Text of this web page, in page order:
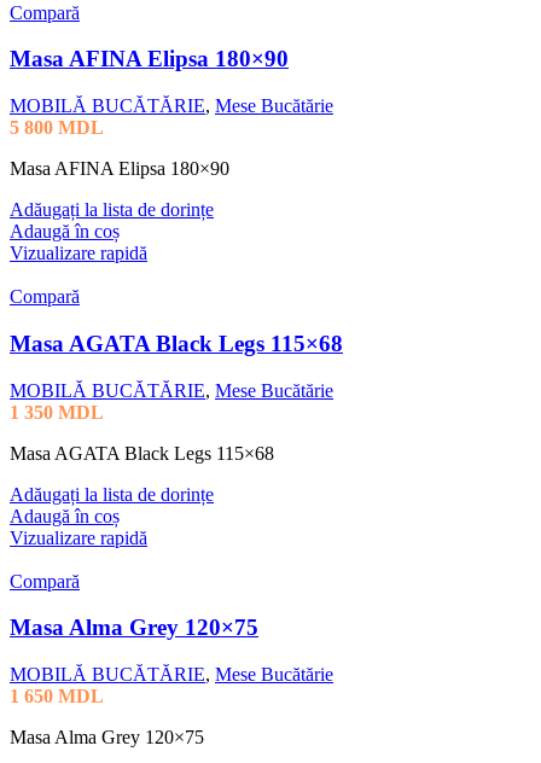
Compară
Masa AFINA Elipsa 180×90
MOBILĂ BUCĂTĂRIE, Mese Bucătărie
5 800 MDL
Masa AFINA Elipsa 180×90
Adăugați la lista de dorințe
Adaugă în coș
Vizualizare rapidă
Compară
Masa AGATA Black Legs 115×68
MOBILĂ BUCĂTĂRIE, Mese Bucătărie
1 350 MDL
Masa AGATA Black Legs 115×68
Adăugați la lista de dorințe
Adaugă în coș
Vizualizare rapidă
Compară
Masa Alma Grey 120×75
MOBILĂ BUCĂTĂRIE, Mese Bucătărie
1 650 MDL
Masa Alma Grey 120×75